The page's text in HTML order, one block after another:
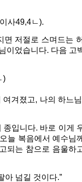
사49,4ㄴ).
저절로 스며드는
이었습니다. 다음 고
)
겨졌고, 나의 하느
입니다. 바로 이게
늘 복음에서 예수님
되는 참으로 음울하
아 넘길 것이다.”